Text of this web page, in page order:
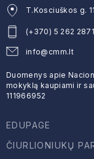
T.Kosciuškos g.
(+370) 5 262 2871
info@cmm.lt
Duomenys apie
mokyklą kaupiami ir
111966952
EDUPAGE
ČIURLIONIUKŲ